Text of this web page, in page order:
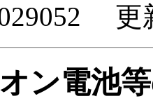
更
ン電池